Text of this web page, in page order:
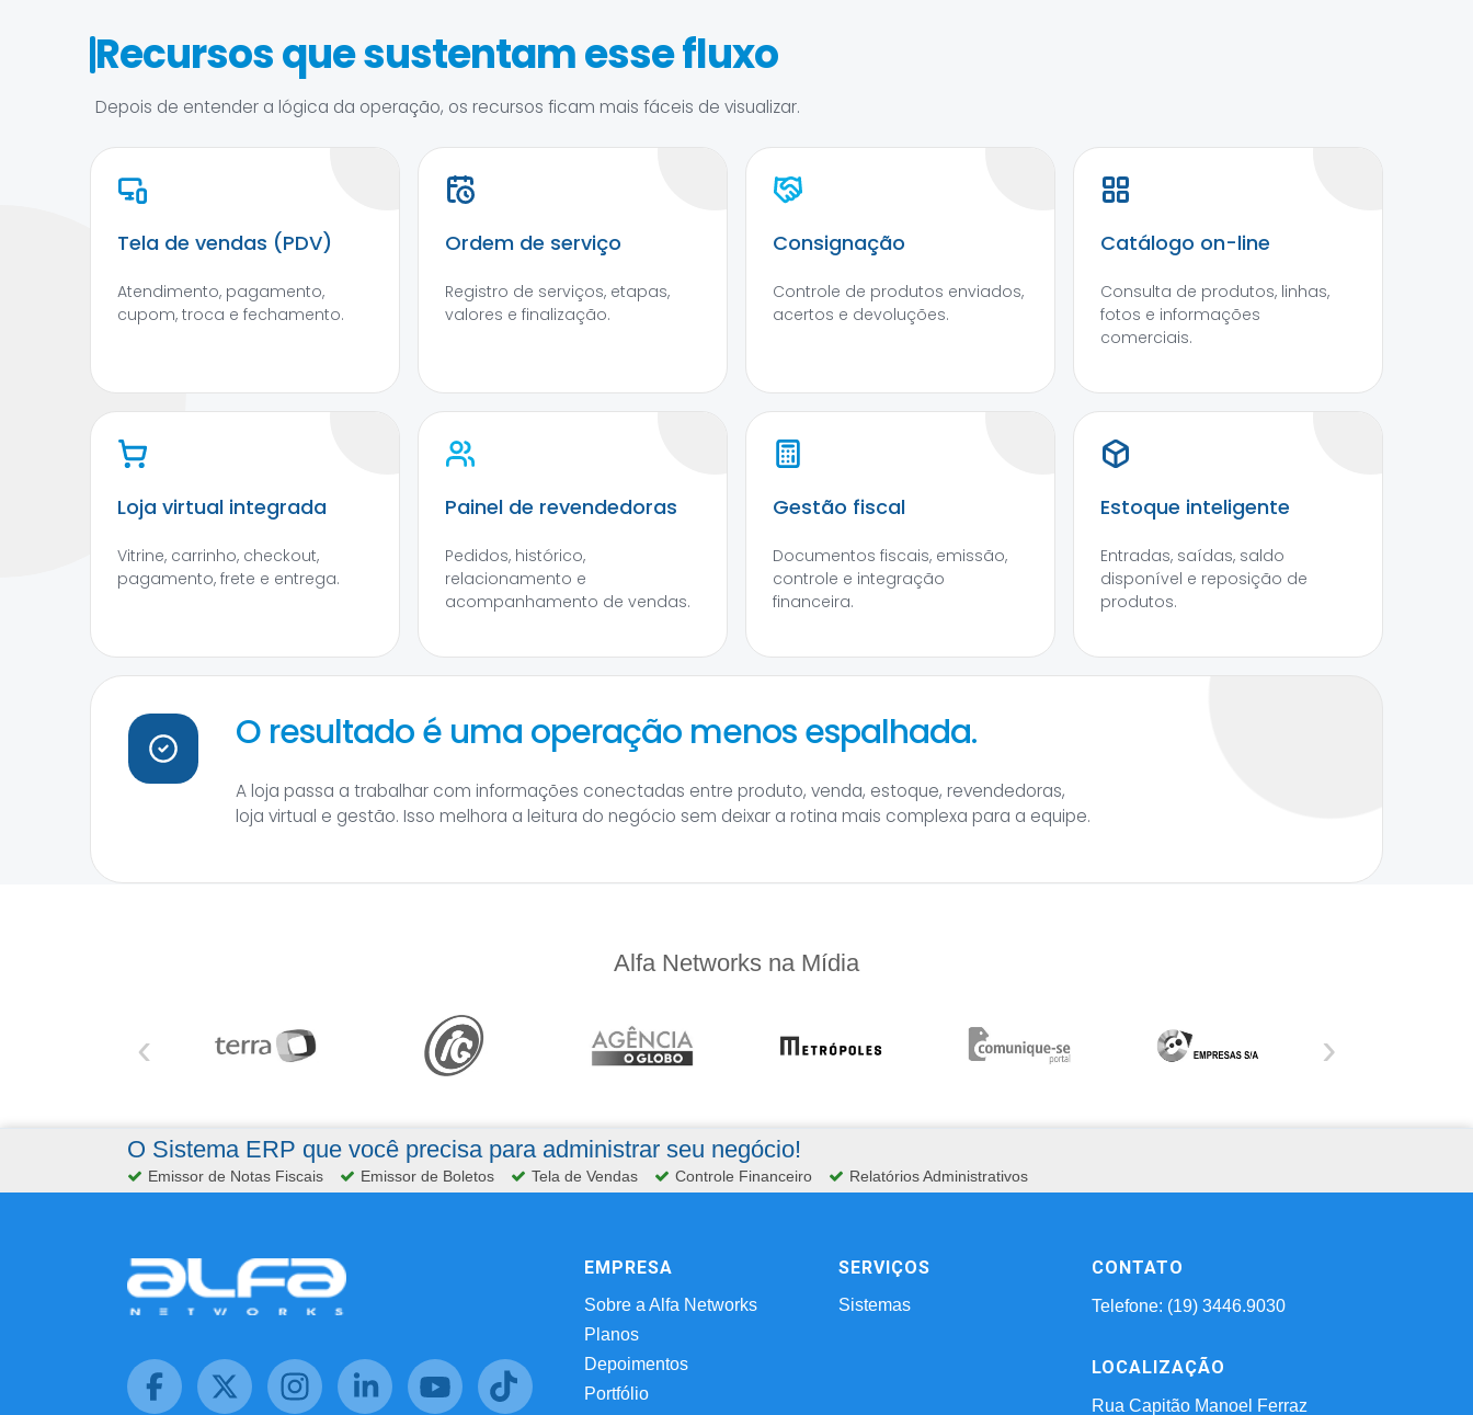
Recursos que sustentam esse fluxo
Depois de entender a lógica da operação, os recursos ficam mais fáceis de visualizar.
Tela de vendas (PDV)
Atendimento, pagamento,
cupom, troca e fechamento.
Ordem de serviço
Registro de serviços, etapas,
valores e finalização.
Consignação
Controle de produtos enviados,
acertos e devoluções.
Catálogo on-line
Consulta de produtos, linhas,
fotos e informações
comerciais.
Loja virtual integrada
Vitrine, carrinho, checkout,
pagamento, frete e entrega.
Painel de revendedoras
Pedidos, histórico,
relacionamento e
acompanhamento de vendas.
Gestão fiscal
Documentos fiscais, emissão,
controle e integração
financeira.
Estoque inteligente
Entradas, saídas, saldo
disponível e reposição de
produtos.
O resultado é uma operação menos espalhada.
A loja passa a trabalhar com informações conectadas entre produto, venda, estoque, revendedoras,
loja virtual e gestão. Isso melhora a leitura do negócio sem deixar a rotina mais complexa para a equipe.
Alfa Networks na Mídia
‹ ›
O Sistema ERP que você precisa para administrar seu negócio!
Emissor de Notas Fiscais Emissor de Boletos Tela de Vendas Controle Financeiro Relatórios Administrativos
EMPRESA
Sobre a Alfa Networks
Planos
Depoimentos
Portfólio
SERVIÇOS
Sistemas
CONTATO
Telefone: (19) 3446.9030
LOCALIZAÇÃO
Rua Capitão Manoel Ferraz